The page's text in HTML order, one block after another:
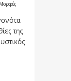
της